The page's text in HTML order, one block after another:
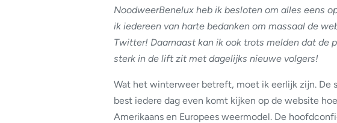
NoodweerBenelux heb ik besloten om alles eens
ik iedereen van harte bedanken om massaal de
Twitter! Daarnaast kan ik ook trots melden dat de
sterk in de lift zit met dagelijks nieuwe volgers!
Wat het winterweer betreft, moet ik eerlijk zijn. De
best iedere dag even komt kijken op de website
Amerikaans en Europees weermodel. De